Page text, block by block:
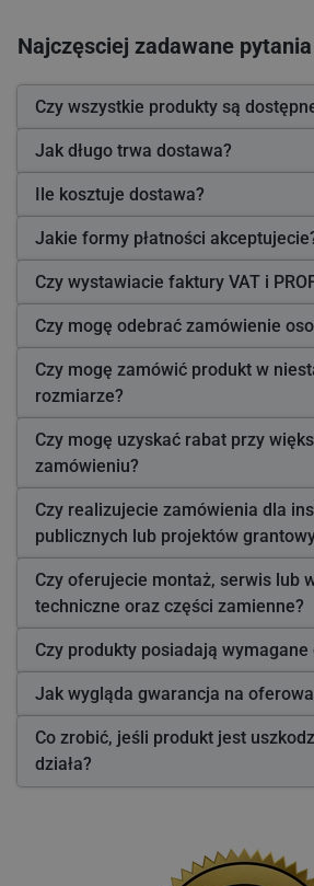
Najczęsciej zadawane pytania
Czy wszystkie produkty są
Jak długo trwa dostawa?
Ile kosztuje dostawa?
Jakie formy płatności
Czy wystawiacie faktury VAT i
Czy mogę odebrać zamówienie
Czy mogę zamówić produkt w
rozmiarze?
Czy mogę uzyskać rabat przy
zamówieniu?
Czy realizujecie zamówienia dla
publicznych lub projektów
Czy oferujecie montaż, serwis lub
techniczne oraz części zamienne?
Czy produkty posiadają
Jak wygląda gwarancja na
Co zrobić, jeśli produkt jest
działa?